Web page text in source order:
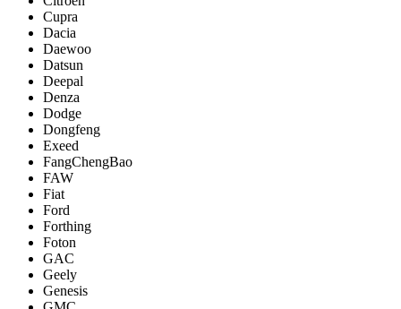
Cupra
Dacia
Daewoo
Datsun
Deepal
Denza
Dodge
Dongfeng
Exeed
FangChengBao
FAW
Fiat
Ford
Forthing
Foton
GAC
Geely
Genesis